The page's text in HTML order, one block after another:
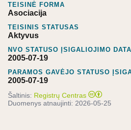
TEISINĖ FORMA
Asociacija
TEISINIS STATUSAS
Aktyvus
NVO STATUSO ĮSIGALIOJIMO DATA
2005-07-19
PARAMOS GAVĖJO STATUSO
2005-07-19
Šaltinis: Registrų Centras
Duomenys atnaujinti: 2026-05-25